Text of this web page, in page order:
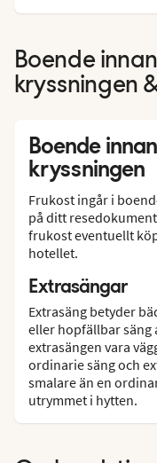
Boende
kryssningen
Boende
kryssningen
Frukost ingår i
på ditt
frukost eventuellt
hotellet.
Extrasängar
Extrasäng betyder
eller hopfällbar säng
extrasängen vara
ordinarie säng och
smalare än en
utrymmet i hytten.